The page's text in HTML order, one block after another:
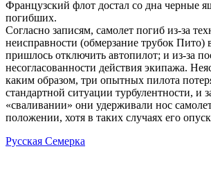
Французский флот достал со дна черные
погибших.
Согласно записям, самолет погиб из-за
неисправности (обмерзание трубок Пито) в
пришлось отключить автопилот; и из-за
несогласованности действия экипажа.
каким образом, три опытных пилота
стандартной ситуации турбулентности, и
«сваливании» они удерживали нос
положении, хотя в таких случаях его
Русская Семерка